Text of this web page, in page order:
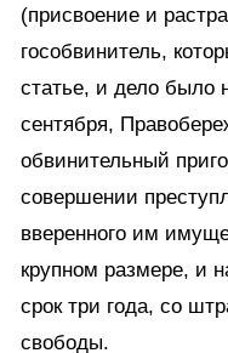
(присвоение и
гособвинитель,
статье, и дело было
сентября,
обвинительный
совершении
вверенного им
крупном размере, и
срок три года, со
свободы.